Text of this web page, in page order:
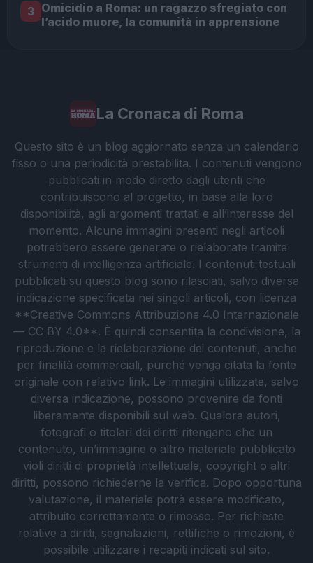
3 Omicidio a Roma: un ragazzo sfregiato con
l’acido muore, la comunità in apprensione
La Cronaca di Roma
Questo sito è un blog aggiornato senza un calendario
fisso o una periodicità prestabilita. I contenuti vengono
pubblicati in modo diretto dagli utenti che
contribuiscono al progetto, in base alla loro
disponibilità, agli argomenti trattati e all’interesse del
momento. Alcune immagini presenti negli articoli
potrebbero essere generate o rielaborate tramite
strumenti di intelligenza artificiale. I contenuti testuali
pubblicati su questo blog sono rilasciati, salvo diversa
indicazione specificata nei singoli articoli, con licenza
**Creative Commons Attribuzione 4.0 Internazionale
— CC BY 4.0**. È quindi consentita la condivisione, la
riproduzione e la rielaborazione dei contenuti, anche
per finalità commerciali, purché venga citata la fonte
originale con relativo link. Le immagini utilizzate, salvo
diversa indicazione, possono provenire da fonti
liberamente disponibili sul web. Qualora autori,
fotografi o titolari dei diritti ritengano che un
contenuto, un’immagine o altro materiale pubblicato
violi diritti di proprietà intellettuale, copyright o altri
diritti, possono richiederne la verifica. Dopo opportuna
valutazione, il materiale potrà essere modificato,
attribuito correttamente o rimosso. Per richieste
relative a diritti, segnalazioni, rettifiche o rimozioni, è
possibile utilizzare i recapiti indicati sul sito.